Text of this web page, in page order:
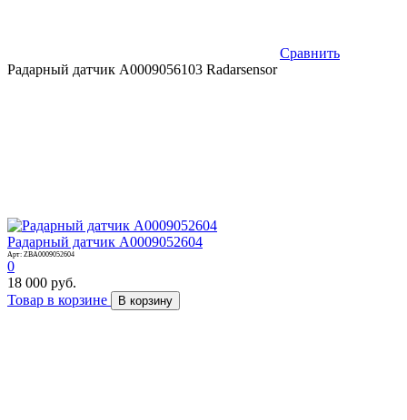
Сравнить
Радарный датчик A0009056103 Radarsensor
Радарный датчик A0009052604
Арт: ZBA0009052604
0
18 000 руб.
Товар в корзине
В корзину